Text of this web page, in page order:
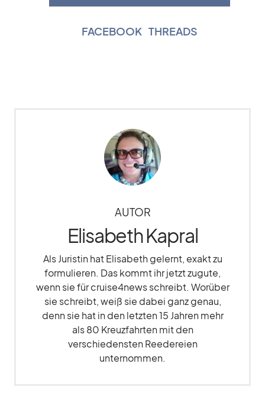
FACEBOOK THREADS
AUTOR
Elisabeth Kapral
Als Juristin hat Elisabeth gelernt, exakt zu
formulieren. Das kommt ihr jetzt zugute,
wenn sie für cruise4news schreibt. Worüber
sie schreibt, weiß sie dabei ganz genau,
denn sie hat in den letzten 15 Jahren mehr
als 80 Kreuzfahrten mit den
verschiedensten Reedereien
unternommen.